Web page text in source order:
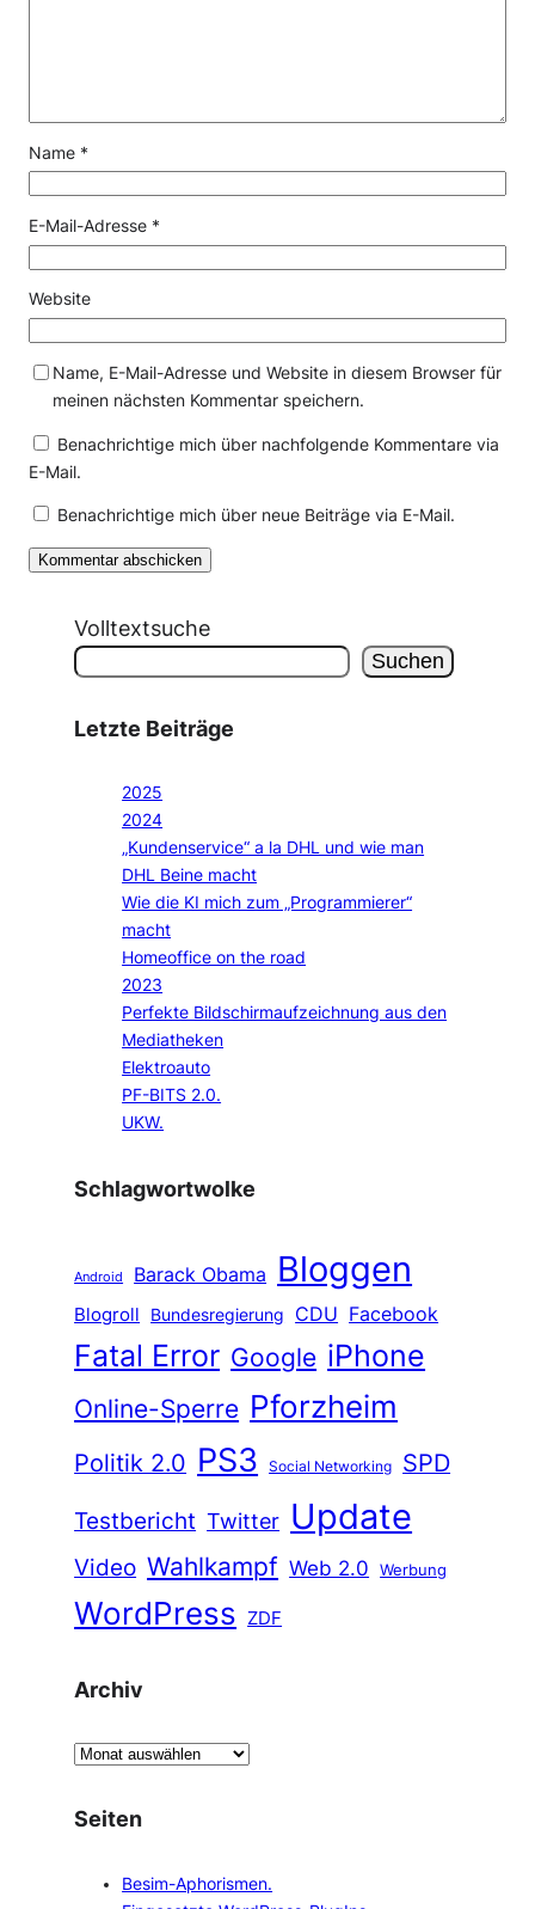
Name *
E-Mail-Adresse *
Website
Name, E-Mail-Adresse und Website in diesem Browser für
meinen nächsten Kommentar speichern.
Benachrichtige mich über nachfolgende Kommentare via
E-Mail.
Benachrichtige mich über neue Beiträge via E-Mail.
Volltextsuche
Suchen
Letzte Beiträge
2025
2024
„Kundenservice“ a la DHL und wie man
DHL Beine macht
Wie die KI mich zum „Programmierer“
macht
Homeoffice on the road
2023
Perfekte Bildschirmaufzeichnung aus den
Mediatheken
Elektroauto
PF-BITS 2.0.
UKW.
Schlagwortwolke
Android Barack Obama Bloggen
Blogroll Bundesregierung CDU Facebook
Fatal Error Google iPhone
Online-Sperre Pforzheim
Politik 2.0 PS3 Social Networking
SPD
Testbericht Twitter Update
Video Wahlkampf Web 2.0 Werbung
WordPress ZDF
Archiv
A
c
Seiten
Besim-Aphorismen.